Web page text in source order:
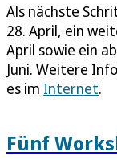
Als nächste
28. April, ein
April sowie ein
Juni. Weitere
es im Internet.
Fünf